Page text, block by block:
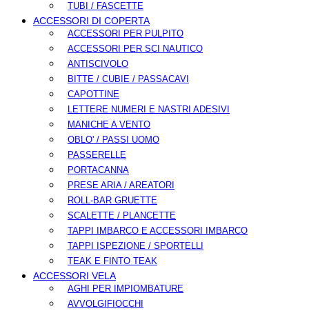
TUBI / FASCETTE
ACCESSORI DI COPERTA
ACCESSORI PER PULPITO
ACCESSORI PER SCI NAUTICO
ANTISCIVOLO
BITTE / CUBIE / PASSACAVI
CAPOTTINE
LETTERE NUMERI E NASTRI ADESIVI
MANICHE A VENTO
OBLO' / PASSI UOMO
PASSERELLE
PORTACANNA
PRESE ARIA / AREATORI
ROLL-BAR GRUETTE
SCALETTE / PLANCETTE
TAPPI IMBARCO E ACCESSORI IMBARCO
TAPPI ISPEZIONE / SPORTELLI
TEAK E FINTO TEAK
ACCESSORI VELA
AGHI PER IMPIOMBATURE
AVVOLGIFIOCCHI